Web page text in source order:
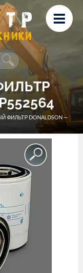
ФИЛЬТР DONALDSON —